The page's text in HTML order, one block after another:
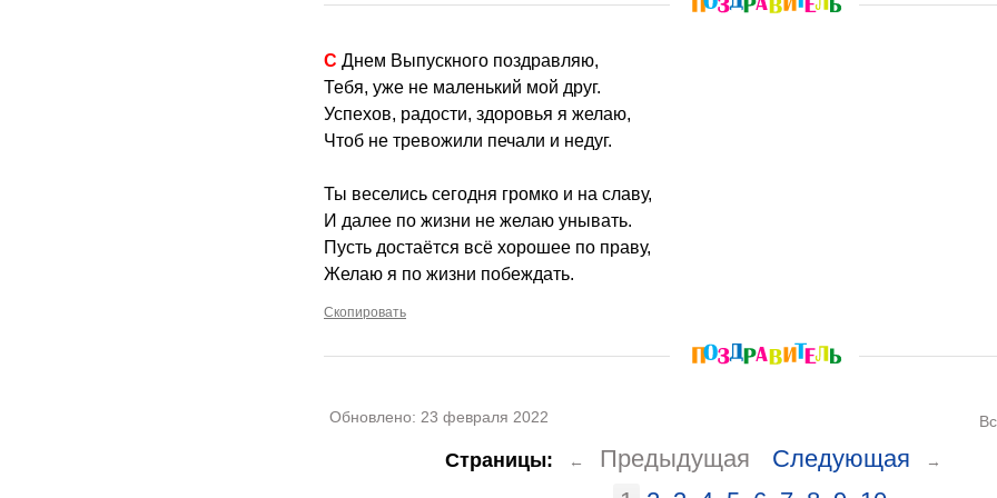
С Днем Выпускного поздравляю,
Тебя, уже не маленький мой друг.
Успехов, радости, здоровья я желаю,
Чтоб не тревожили печали и недуг.
Ты веселись сегодня громко и на славу,
И далее по жизни не желаю унывать.
Пусть достаётся всё хорошее по праву,
Желаю я по жизни побеждать.
Скопировать
Обновлено: 23 февраля 2022
Страницы: ← Предыдущая Следующая →